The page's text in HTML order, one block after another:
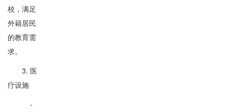
校，满足
外籍居民
的教育需
求。
3. 医
疗设施
-